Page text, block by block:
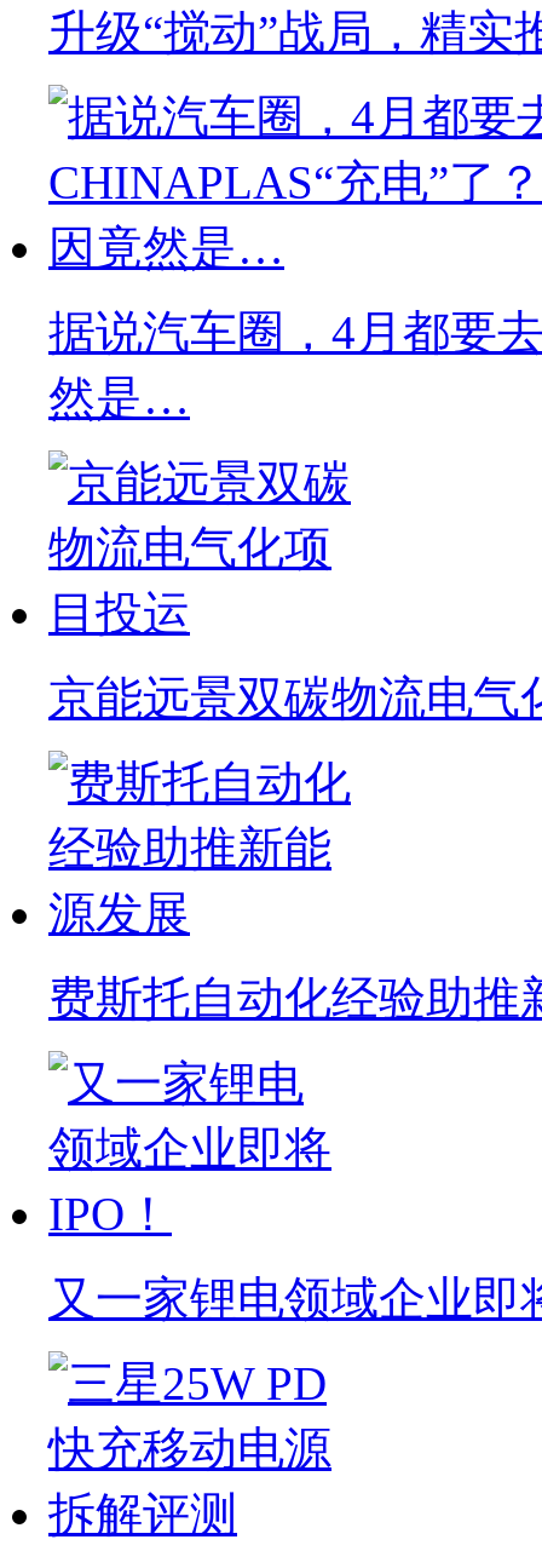
升级“搅动”战局，精实
据说汽车圈，4月都要
然是…
京能远景双碳物流电气
费斯托自动化经验助推
又一家锂电领域企业即